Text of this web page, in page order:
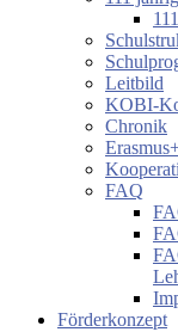
körperliche
motorische
Entwicklung Leitbild
KOBI-
Chronik
FAQ
Förderkonzept